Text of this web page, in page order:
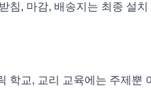
, 마감, 배송지는 최종 설
학교, 교리 교육에는 주제